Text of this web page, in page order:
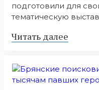
подготовили для
тематическую
Читать далее